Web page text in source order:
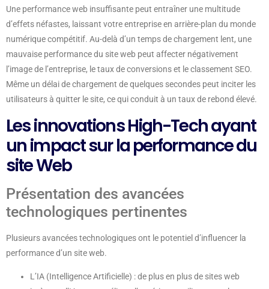
Une performance web insuffisante peut entraîner une multitude
d’effets néfastes, laissant votre entreprise en arrière-plan du monde
numérique compétitif. Au-delà d’un temps de chargement lent, une
mauvaise performance du site web peut affecter négativement
l’image de l’entreprise, le taux de conversions et le classement SEO.
Même un délai de chargement de quelques secondes peut inciter les
utilisateurs à quitter le site, ce qui conduit à un taux de rebond élevé.
Les innovations High-Tech ayant
un impact sur la performance du
site Web
Présentation des avancées
technologiques pertinentes
Plusieurs avancées technologiques ont le potentiel d’influencer la
performance d’un site web.
L’IA (Intelligence Artificielle) : de plus en plus de sites web